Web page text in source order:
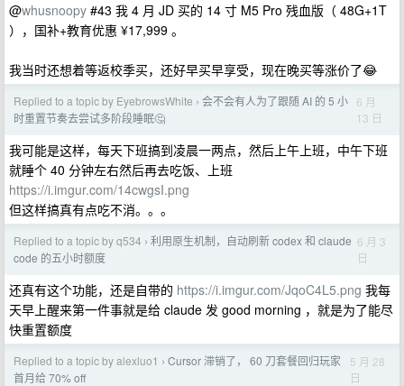
@whusnoopy #43 我 4 月 JD 买的 14 寸 M5 Pro 残血版（ 48G+1T
），国补+教育优惠 ¥17,999 。
我当时还想着等返校季买，还好早买早享受，现在晚买等涨价了😂
Replied to a topic by EyebrowsWhite › 会不会有人为了跟随 AI 的 5 小
时重置节奏去尝试多阶段睡眠🤔
6 月
13 日
我可能是这样，每天下班搞到凌晨一两点，然后上午上班，中午下班
就睡个 40 分钟左右然后再去吃饭、上班
https://i.imgur.com/14cwgsI.png
但这样搞真有点吃不消。。。
Replied to a topic by q534 › 利用原生机制，自动刷新 codex 和 claude
code 的五小时额度
6 月 3
日
还真有这个功能，还是自带的 https://i.imgur.com/JqoC4L5.png 我每
天早上醒来第一件事就是给 claude 发 good morning ，就是为了能尽
快重置额度
Replied to a topic by alexluo1 › Cursor 滞销了， 60 刀套餐回归玩家
首月给 70% off
5 月 28
日